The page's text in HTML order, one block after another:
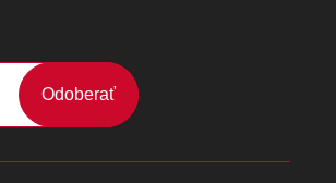
Odoberať